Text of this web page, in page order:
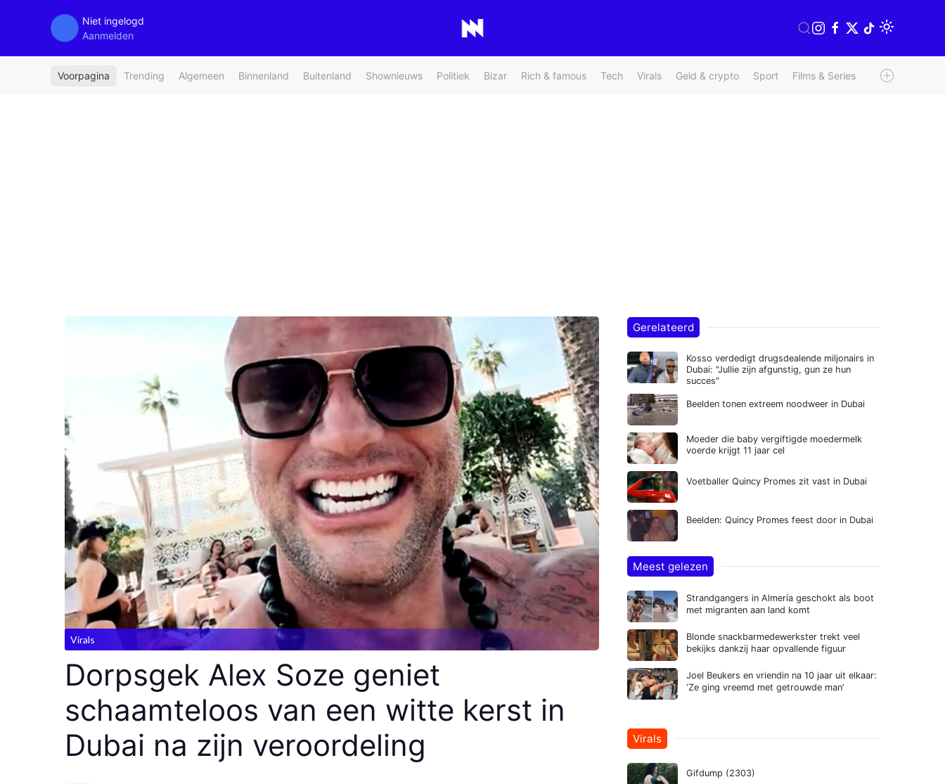
Niet ingelogd
Aanmelden
Voorpagina Trending Algemeen Binnenland Buitenland Shownieuws Politiek Bizar Rich & famous Tech Virals Geld & crypto Sport Films & Series Radio & TV
Virals
Dorpsgek Alex Soze geniet
schaamteloos van een witte kerst in
Dubai na zijn veroordeling
Gerelateerd
Kosso verdedigt drugsdealende miljonairs in
Dubai: "Jullie zijn afgunstig, gun ze hun
succes"
Beelden tonen extreem noodweer in Dubai
Moeder die baby vergiftigde moedermelk
voerde krijgt 11 jaar cel
Voetballer Quincy Promes zit vast in Dubai
Beelden: Quincy Promes feest door in Dubai
Meest gelezen
Strandgangers in Almería geschokt als boot
met migranten aan land komt
Blonde snackbarmedewerkster trekt veel
bekijks dankzij haar opvallende figuur
Joel Beukers en vriendin na 10 jaar uit elkaar:
‘Ze ging vreemd met getrouwde man’
Virals
Gifdump (2303)